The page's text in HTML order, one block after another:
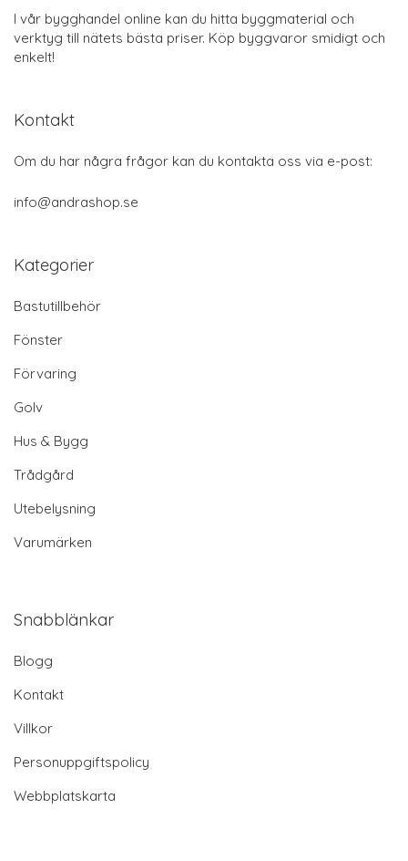
I vår bygghandel online kan du hitta byggmaterial och
verktyg till nätets bästa priser. Köp byggvaror smidigt och
enkelt!
Kontakt
Om du har några frågor kan du kontakta oss via e-post:
info@andrashop.se
Kategorier
Bastutillbehör
Fönster
Förvaring
Golv
Hus & Bygg
Trådgård
Utebelysning
Varumärken
Snabblänkar
Blogg
Kontakt
Villkor
Personuppgiftspolicy
Webbplatskarta